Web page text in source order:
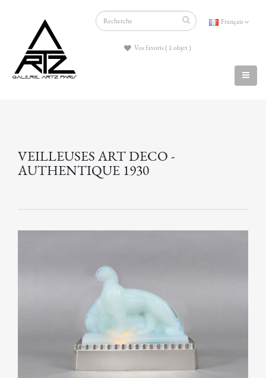
Français
Vos favoris ( 1 objet )
VEILLEUSES ART DECO -
AUTHENTIQUE 1930